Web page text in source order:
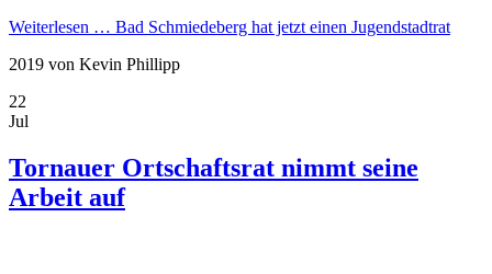
Weiterlesen … Bad Schmiedeberg hat jetzt einen Jugendstadtrat
2019 von Kevin Phillipp
22
Jul
Tornauer Ortschaftsrat nimmt seine
Arbeit auf